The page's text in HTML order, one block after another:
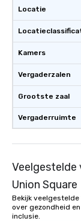
Locatie
Kamers
Vergaderzalen
Grootste zaal
Vergaderruimte
Veelgestelde
Union Square
Bekijk veelgestelde
over gezondheid
inclusie.